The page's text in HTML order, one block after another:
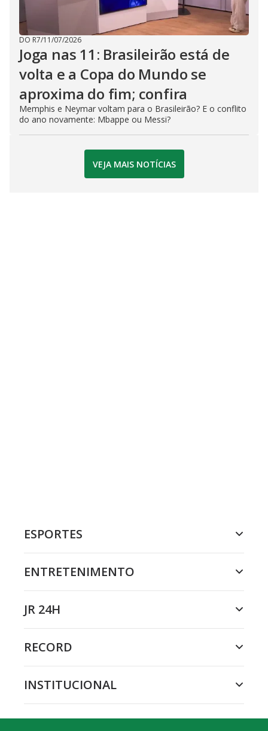
DO R7/11/07/2026
Joga nas 11: Brasileirão está de
volta e a Copa do Mundo se
aproxima do fim; confira
Memphis e Neymar voltam para o Brasileirão? E o conflito
do ano novamente: Mbappe ou Messi?
VEJA MAIS NOTÍCIAS
ESPORTES
ENTRETENIMENTO
JR 24H
RECORD
INSTITUCIONAL